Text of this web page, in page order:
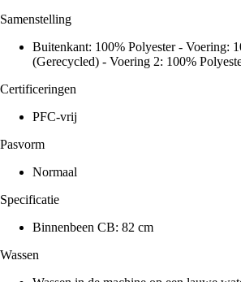
Samenstelling
Buitenkant: 100% Polyester - Voering:
(Gerecycled) - Voering 2: 100%
Certificeringen
PFC-vrij
Pasvorm
Normaal
Specificatie
Binnenbeen CB: 82 cm
Wassen